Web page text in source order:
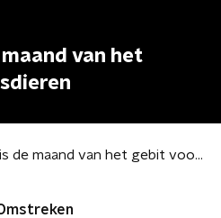
van het
Februari is de maand van het gebit voor huisdieren